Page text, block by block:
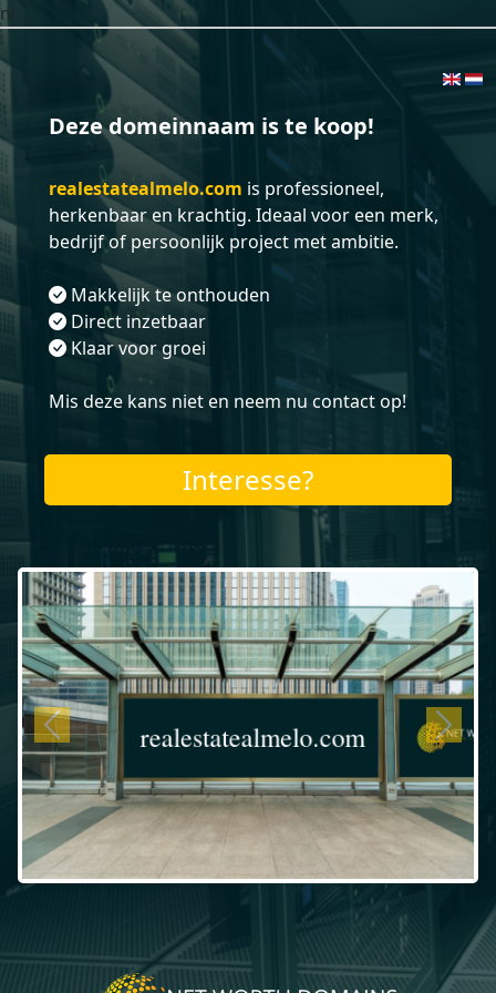
nl
Deze domeinnaam is te koop!
realestatealmelo.com is professioneel,
herkenbaar en krachtig. Ideaal voor een merk,
bedrijf of persoonlijk project met ambitie.
Makkelijk te onthouden
Direct inzetbaar
Klaar voor groei
Mis deze kans niet en neem nu contact op!
Interesse?